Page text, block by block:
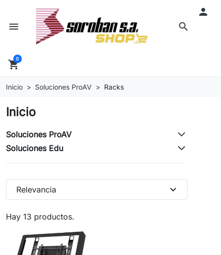
search
menu

shopping_cart
0
Inicio Soluciones ProAV Racks
Inicio
Soluciones ProAV
Soluciones Edu
Hay 13 productos.
Relevancia expand_more